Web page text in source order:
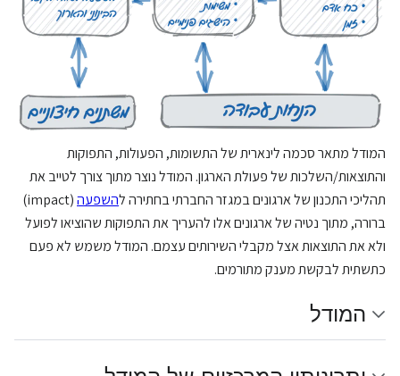
המודל מתאר סכמה לינארית של התשומות, הפעולות, התפוקות
והתוצאות/השלכות של פעולת הארגון. המודל נוצר מתוך צורך לטייב את
תהליכי התכנון של ארגונים במגזר החברתי בחתירה להשפעה
(impact)
ברורה, מתוך נטיה של ארגונים אלו להעריך את התפוקות שהוציאו לפועל
ולא את התוצאות אצל מקבלי השירותים עצמם. המודל משמש לא פעם
כתשתית לבקשת מענק מתורמים.
המודל